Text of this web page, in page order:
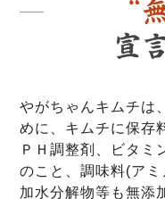
やがちゃんキムチは
めに、キムチに保存
ＰＨ調整剤、ビタミ
のこと、調味料(アミ
加水分解物等も無添